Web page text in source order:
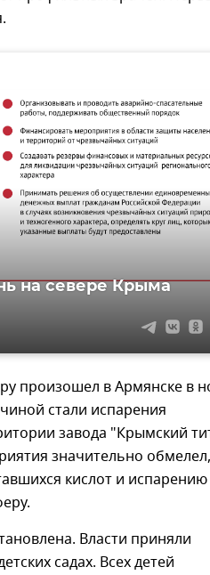
на севере Крыма
произошел в Армянске в
стали испарения
завода "Крымский
значительно
кислот и испарению
Власти приняли
садах. Всех детей